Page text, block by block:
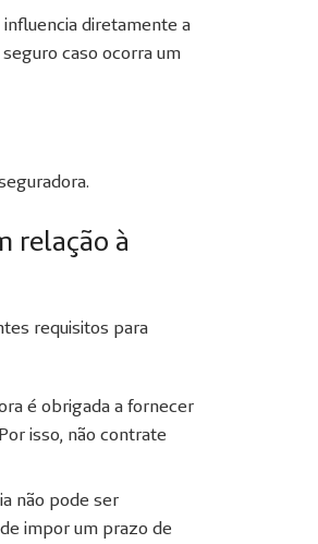
diretamente a
caso ocorra um
relação à
requisitos para
é obrigada a fornecer
isso, não contrate
não pode ser
impor um prazo de